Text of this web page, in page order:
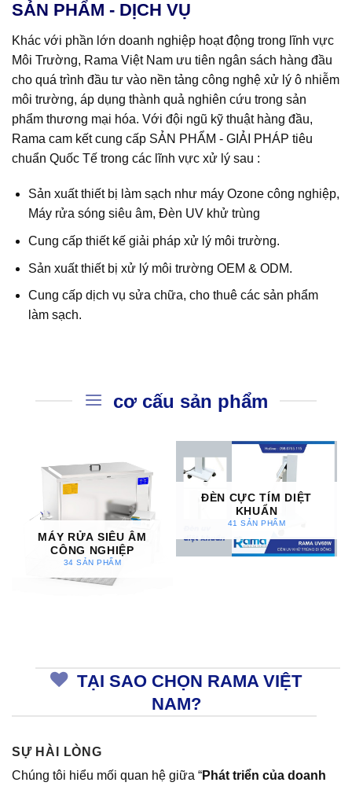
SẢN PHẨM - DỊCH VỤ
Khác với phần lớn doanh nghiệp hoạt động trong lĩnh vực
Môi Trường, Rama Việt Nam ưu tiên ngân sách hàng đầu
cho quá trình đầu tư vào nền tảng công nghệ xử lý ô nhiễm
môi trường, áp dụng thành quả nghiên cứu trong sản
phẩm thương mại hóa. Với đội ngũ kỹ thuật hàng đầu,
Rama cam kết cung cấp SẢN PHẨM - GIẢI PHÁP tiêu
chuẩn Quốc Tế trong các lĩnh vực xử lý sau :
Sản xuất thiết bị làm sạch như máy Ozone công nghiệp,
Máy rửa sóng siêu âm, Đèn UV khử trùng
Cung cấp thiết kế giải pháp xử lý môi trường.
Sản xuất thiết bị xử lý môi trường OEM & ODM.
Cung cấp dịch vụ sửa chữa, cho thuê các sản phẩm
làm sạch.
cơ cấu sản phẩm
MÁY RỬA SIÊU ÂM
CÔNG NGHIỆP
34 SẢN PHẨM
ĐÈN CỰC TÍM DIỆT
KHUẨN
41 SẢN PHẨM
TẠI SAO CHỌN RAMA VIỆT
NAM?
SỰ HÀI LÒNG
Chúng tôi hiểu mối quan hệ giữa “Phát triển của doanh